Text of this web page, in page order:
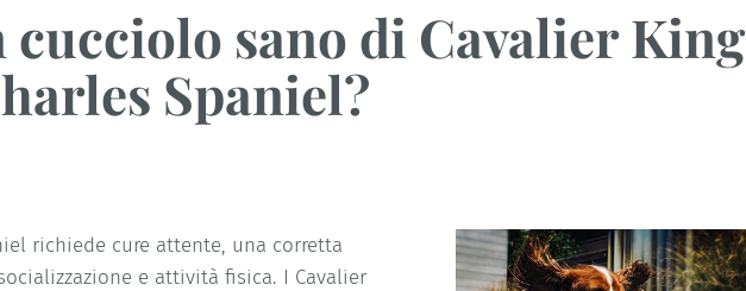
cucciolo sano di Cavalier King
Spaniel?
richiede cure attente, una corretta
e attività fisica. I Cavalier